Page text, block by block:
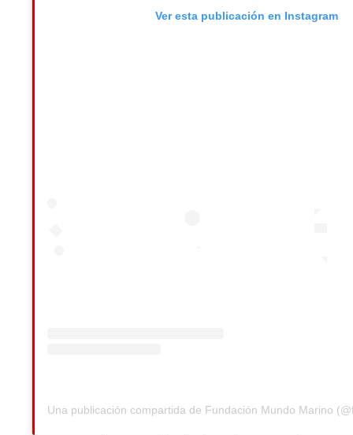
Ver esta publicación en Instagram
Una publicación compartida de Fundación Mundo Marino